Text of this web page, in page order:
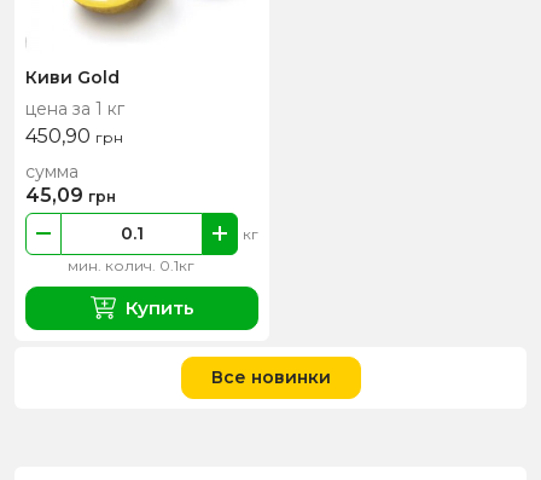
Киви Gold
цена за 1 кг
450,90 грн
мин. колич. 0.1кг
кг
сумма
45,09 грн
Купить
Все новинки